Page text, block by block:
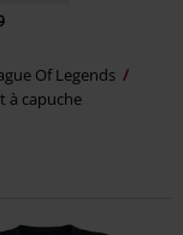
Of Legends
à capuche